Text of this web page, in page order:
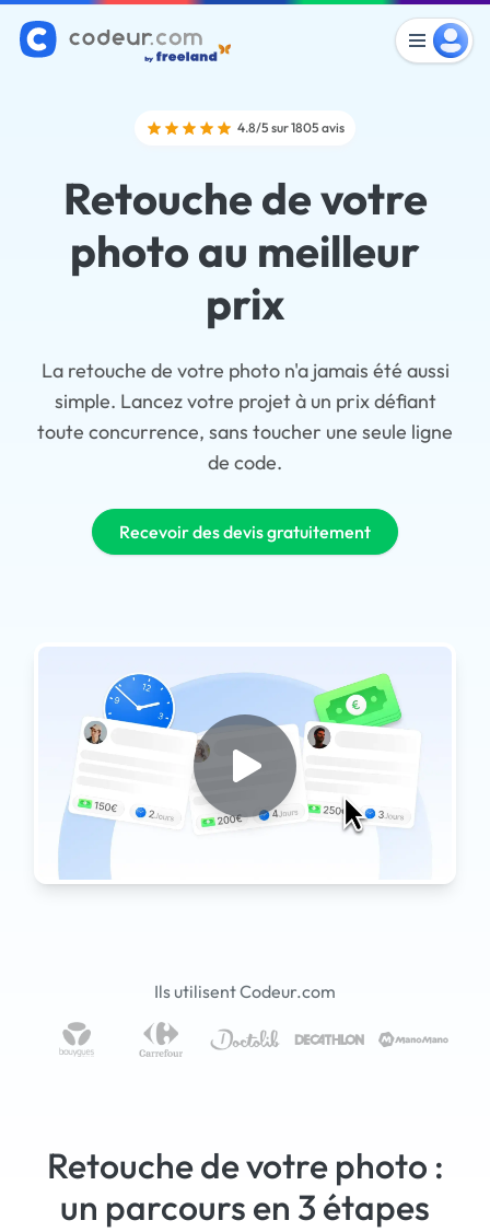
4.8/5 sur 1805 avis
Retouche de votre
photo au meilleur
prix
La retouche de votre photo n'a jamais été aussi
simple. Lancez votre projet à un prix défiant
toute concurrence, sans toucher une seule ligne
de code.
Recevoir des devis gratuitement
Ils utilisent Codeur.com
Retouche de votre photo :
un parcours en 3 étapes